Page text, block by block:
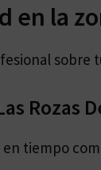
la
sobre
Rozas
en tiempo